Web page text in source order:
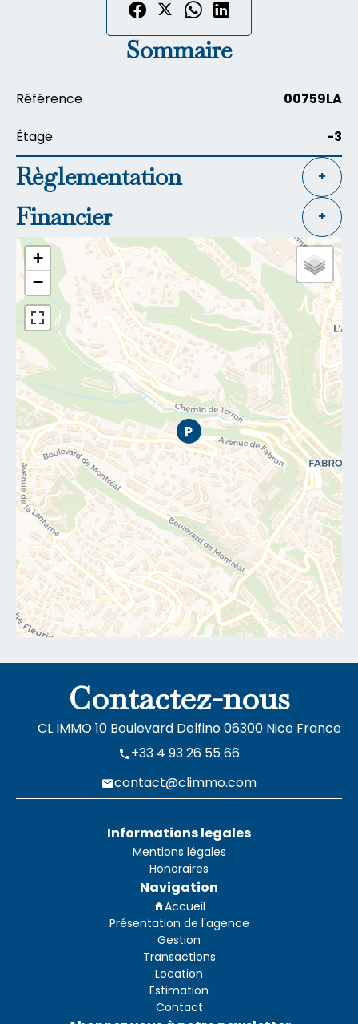
Sommaire
Référence 00759LA
Étage -3
Règlementation +
Financier +
+
−
Contactez-nous
CL IMMO10 Boulevard Delfino06300 Nice France
+33 4 93 26 55 66
contact@climmo.com
Informations legales
Mentions légales
Honoraires
Navigation
Accueil
Présentation de l'agence
Gestion
Transactions
Location
Estimation
Contact